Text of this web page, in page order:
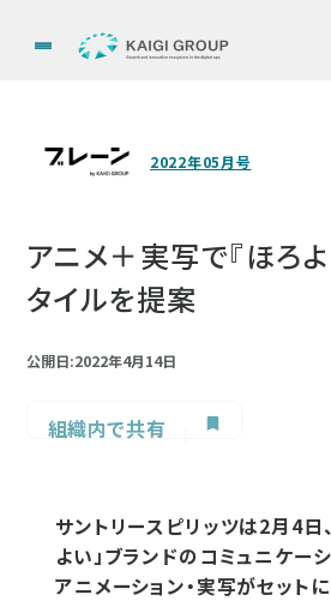
2022年05月号
アニメ＋実写で『ほろ
タイルを提案
公開日:2022年4月14日
組織内で共有
サントリースピリッツは2月4日
よい」ブランドのコミュニケー
アニメーション・実写がセット